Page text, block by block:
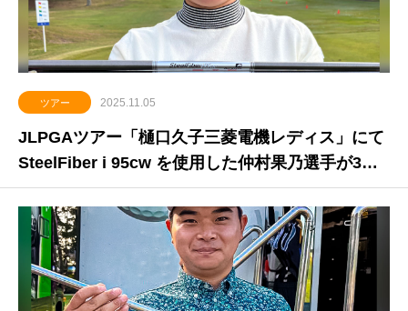
ツアー 2025.11.05
JLPGAツアー「樋口久子三菱電機レディス」にて
SteelFiber i 95cw を使用した仲村果乃選手が3打
差を逆転する通算14アンダーでツアー初優勝